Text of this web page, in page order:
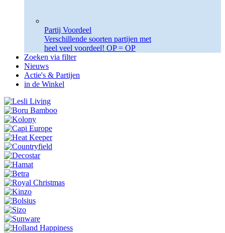
Partij Voordeel
Verschillende soorten partijen met
heel veel voordeel! OP = OP
Zoeken via filter
Nieuws
Actie's & Partijen
in de Winkel